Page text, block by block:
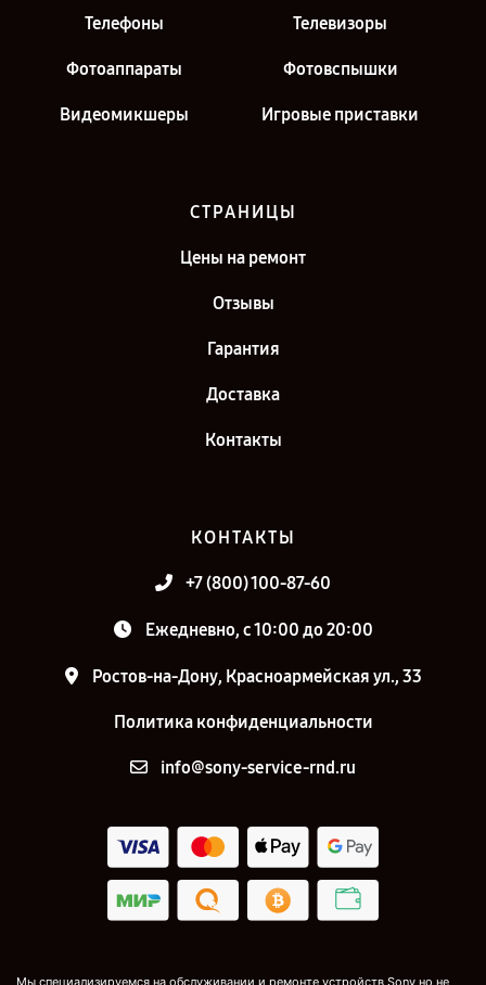
Телефоны Телевизоры
Фотоаппараты Фотовспышки
Видеомикшеры Игровые приставки
СТРАНИЦЫ
Цены на ремонт
Отзывы
Гарантия
Доставка
Контакты
КОНТАКТЫ
+7 (800) 100-87-60
Ежедневно, с 10:00 до 20:00
Ростов-на-Дону, Красноармейская ул., 33
Политика конфиденциальности
info@sony-service-rnd.ru